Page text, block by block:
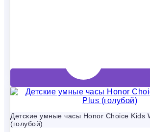
Детские умные часы Honor Choice Kids
(голубой)